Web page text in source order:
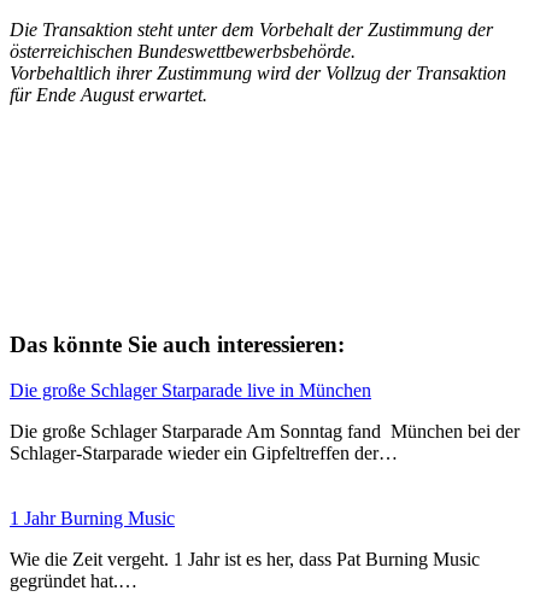
Die Transaktion steht unter dem Vorbehalt der Zustimmung der
österreichischen Bundeswettbewerbsbehörde.
Vorbehaltlich ihrer Zustimmung wird der Vollzug der Transaktion
für Ende August erwartet.
Das könnte Sie auch interessieren:
Die große Schlager Starparade live in München
Die große Schlager Starparade Am Sonntag fand München bei der
Schlager-Starparade wieder ein Gipfeltreffen der…
1 Jahr Burning Music
Wie die Zeit vergeht. 1 Jahr ist es her, dass Pat Burning Music
gegründet hat.…